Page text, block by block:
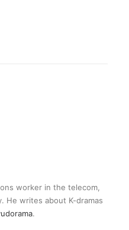
worker in the telecom,
He writes about K-dramas
.